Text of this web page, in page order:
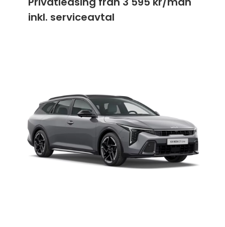
inkl. serviceavtal